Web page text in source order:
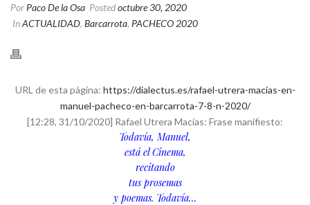
Por Paco De la Osa Postedoctubre 30, 2020
InACTUALIDAD, Barcarrota, PACHECO 2020
URL de esta página: https://dialectus.es/rafael-utrera-macias-en-
manuel-pacheco-en-barcarrota-7-8-n-2020/
[12:28, 31/10/2020] Rafael Utrera Macías: Frase manifiesto:
Todavía, Manuel,
está el Cinema,
recitando
tus prosemas
y poemas. Todavía…